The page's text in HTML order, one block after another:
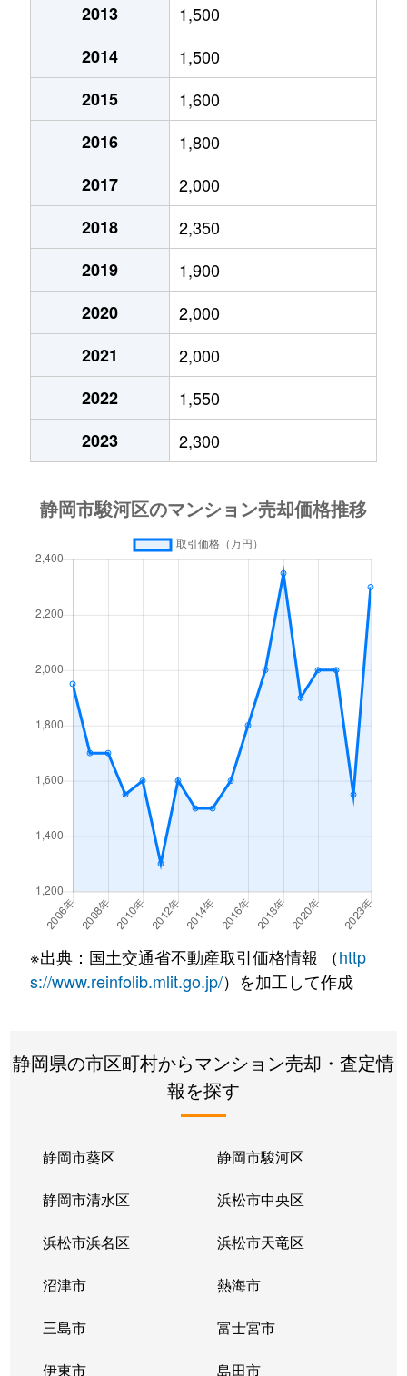
750万円 静岡
3,100万円 静岡
3,500万円 静岡
5,000万円 静岡
西中原
1,500万円 静岡
西中原
900万円 静岡
西中原
300万円 静岡
西中原
1,000万円 静岡
1,800万円 静岡
1,600万円 静岡
4,000万円 東静岡
曲金
1,800万円
徒歩14分
3,100万円 東静岡
徒歩5分
曲金
徒歩8分
曲金
東静岡
徒歩3分
東静岡
徒歩8分
東静岡
徒歩5分
4,400万円 東静岡
徒歩5分
南町
5,200万円
南町
400万円 静岡
徒歩4分
八幡
4,300万円 静岡 徒歩11分
2013
1,500
2014
1,500
2015
1,600
2016
1,800
2017
2,000
2018
2,350
2019
1,900
2020
2,000
2021
2,000
2022
1,550
2023
2,300
※出典：国土交通省不動産取引価格情報 （http
s://www.reinfolib.mlit.go.jp/）を加工して作成
静岡県の市区町村からマンション売却・査定情
報を探す
静岡市葵区 静岡市駿河区
静岡市清水区 浜松市中央区
浜松市浜名区 浜松市天竜区
沼津市 熱海市
三島市 富士宮市
伊東市 島田市